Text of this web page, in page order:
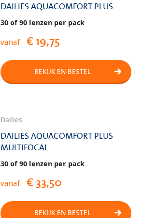
DAILIES AQUACOMFORT PLUS
30 of 90 lenzen per pack
vanaf € 19,75
BEKIJK EN BESTEL
Dailies
DAILIES AQUACOMFORT PLUS
MULTIFOCAL
30 of 90 lenzen per pack
vanaf € 33,50
BEKIJK EN BESTEL